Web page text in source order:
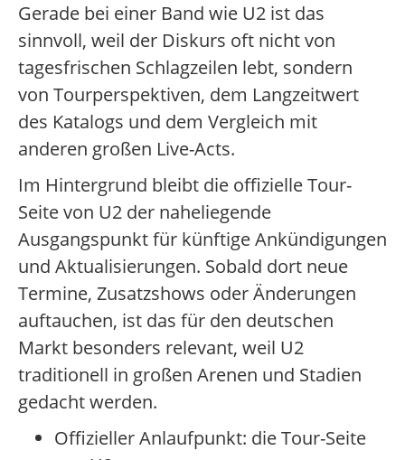
Gerade bei einer Band wie U2 ist das
sinnvoll, weil der Diskurs oft nicht von
tagesfrischen Schlagzeilen lebt, sondern
von Tourperspektiven, dem Langzeitwert
des Katalogs und dem Vergleich mit
anderen großen Live-Acts.
Im Hintergrund bleibt die offizielle Tour-
Seite von U2 der naheliegende
Ausgangspunkt für künftige Ankündigungen
und Aktualisierungen. Sobald dort neue
Termine, Zusatzshows oder Änderungen
auftauchen, ist das für den deutschen
Markt besonders relevant, weil U2
traditionell in großen Arenen und Stadien
gedacht werden.
Offizieller Anlaufpunkt: die Tour-Seite